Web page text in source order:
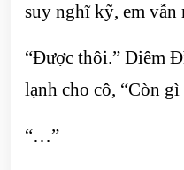
suy nghĩ kỹ, em vẫn
“Được thôi.” Diêm
lạnh cho cô, “Còn
“…”